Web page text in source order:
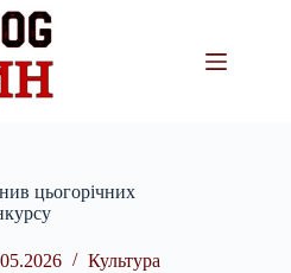
цьогорічних
Культура